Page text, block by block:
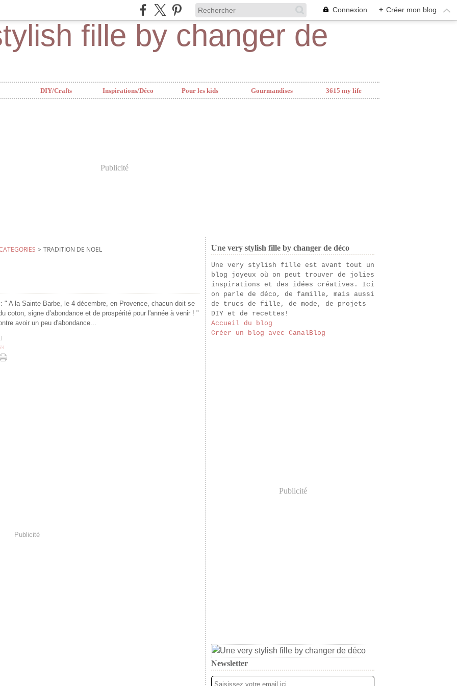
Connexion + Créer mon blog
DIY/Crafts Inspirations/Déco Pour les kids Gourmandises 3615 my life
Publicité
> TRADITION DE NOEL
" A la Sainte Barbe, le 4 décembre, en Provence, chacun doit se
coton, signe d’abondance et de prospérité pour l'année à venir ! "
avoir un peu d'abondance...
]
Publicité
Une very stylish fille by changer de déco
Une very stylish fille est avant tout un
blog joyeux où on peut trouver de jolies
inspirations et des idées créatives. Ici
on parle de déco, de famille, mais aussi
de trucs de fille, de mode, de projets
DIY et de recettes!
Accueil du blog
Créer un blog avec CanalBlog
Publicité
Newsletter